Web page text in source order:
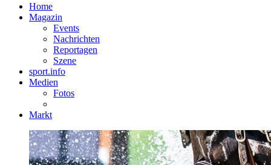
Home
Magazin
Events
Nachrichten
Reportagen
Szene
sport.info
Medien
Fotos
Markt